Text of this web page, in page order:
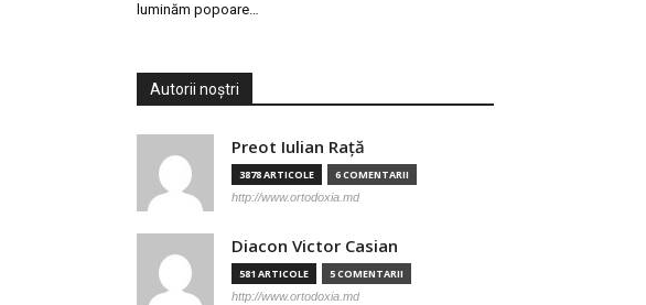
luminăm popoare…
Autorii noștri
Preot Iulian Raţă
3878 ARTICOLE 6 COMENTARII
http://www.ortodoxia.md
Diacon Victor Casian
581 ARTICOLE 5 COMENTARII
http://www.ortodoxia.md